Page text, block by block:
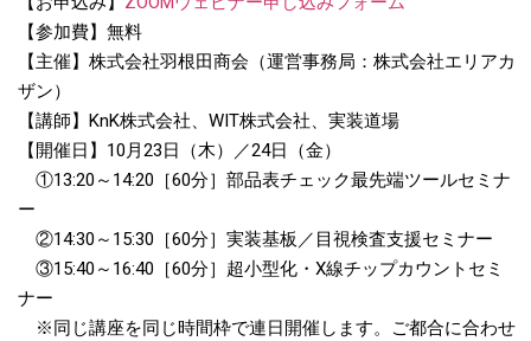
【参加費】無料
【主催】株式会社羽根田商会（運営事務局：株式会社エリアカ
ザン）
【講師】KnK株式会社、WIT株式会社、実装道場
【開催日】10月23日（木）／24日（金）
①13:20～14:20［60分］部品表チェック最先端ツールセミナ
ー
②14:30～15:30［60分］実装基板／目視検査支援セミナー
③15:40～16:40［60分］超小型化・X線チップカウントセミ
ナー
※同じ講座を同じ時間枠で連日開催します。ご都合に合わせ